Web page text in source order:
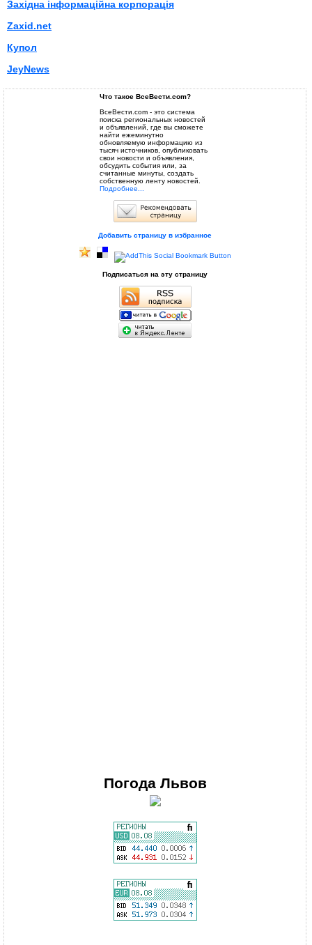
Західна інформаційна корпорація
Zaxid.net
Купол
JeyNews
Что такое ВсеВести.com?
ВсеВести.com - это система
поиска региональных новостей
и объявлений, где вы сможете
найти ежеминутно
обновляемую информацию из
тысяч источников, опубликовать
свои новости и объявления,
обсудить события или, за
считанные минуты, создать
собственную ленту новостей.
Подробнее...
Добавить страницу в избранное
Подписаться на эту страницу
Погода Львов